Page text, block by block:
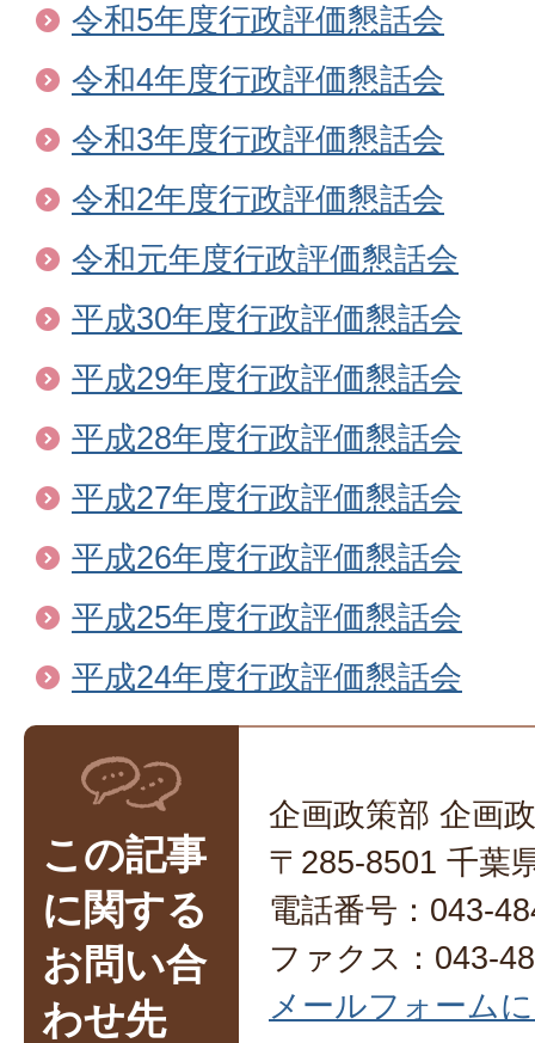
令和5年度行政評価懇話会
令和4年度行政評価懇話会
令和3年度行政評価懇話会
令和2年度行政評価懇話会
令和元年度行政評価懇話会
平成30年度行政評価懇話会
平成29年度行政評価懇話会
平成28年度行政評価懇話会
平成27年度行政評価懇話会
平成26年度行政評価懇話会
平成25年度行政評価懇話会
平成24年度行政評価懇話会
この記事
に関する
お問い合
わせ先
企画政策部 企画
〒285-8501 千葉
電話番号：043-
ファクス：043-
メールフォーム